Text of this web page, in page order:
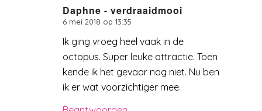
Daphne - verdraaidmooi
zegt:
6 mei 2018 op 13:35
Ik ging vroeg heel vaak in de
octopus. Super leuke attractie. Toen
kende ik het gevaar nog niet. Nu ben
ik er wat voorzichtiger mee.